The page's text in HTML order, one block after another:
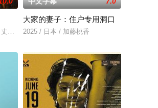
须想方设法联手求生，打破这
莎，开始了舞蹈生涯。朱音为了支撑家数在酒吧
》电影的念头，在说服主编姚松、老乡韩战、二
夫被日军残害，父辈亦遭屠戮。她举枪聚义，屡
大家的妻子：住户专用洞口
2025 / 日本 / 加藤桃香